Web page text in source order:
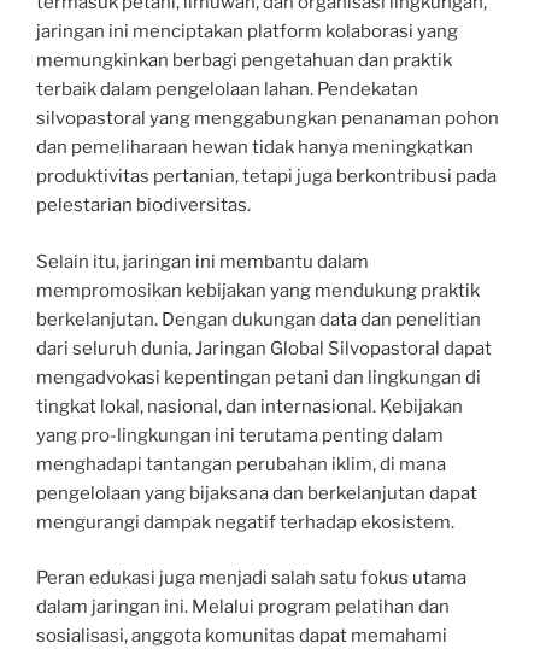
jaringan ini menciptakan platform kolaborasi yang
memungkinkan berbagi pengetahuan dan praktik
terbaik dalam pengelolaan lahan. Pendekatan
silvopastoral yang menggabungkan penanaman pohon
dan pemeliharaan hewan tidak hanya meningkatkan
produktivitas pertanian, tetapi juga berkontribusi pada
pelestarian biodiversitas.
Selain itu, jaringan ini membantu dalam
mempromosikan kebijakan yang mendukung praktik
berkelanjutan. Dengan dukungan data dan penelitian
dari seluruh dunia, Jaringan Global Silvopastoral dapat
mengadvokasi kepentingan petani dan lingkungan di
tingkat lokal, nasional, dan internasional. Kebijakan
yang pro-lingkungan ini terutama penting dalam
menghadapi tantangan perubahan iklim, di mana
pengelolaan yang bijaksana dan berkelanjutan dapat
mengurangi dampak negatif terhadap ekosistem.
Peran edukasi juga menjadi salah satu fokus utama
dalam jaringan ini. Melalui program pelatihan dan
sosialisasi, anggota komunitas dapat memahami